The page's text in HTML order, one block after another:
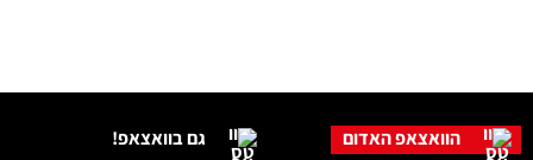
גם בוואצאפ! הוואצאפ האדום